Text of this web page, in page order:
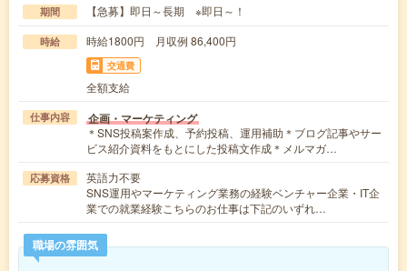
期間 【急募】即日～長期 ※即日～！
時給 時給1800円 月収例 86,400円
交通費
全額支給
仕事内容 企画・マーケティング
＊SNS投稿案作成、予約投稿、運用補助＊ブログ記事やサー
ビス紹介資料をもとにした投稿文作成＊メルマガ…
応募資格
英語力不要
SNS運用やマーケティング業務の経験ベンチャー企業・IT企
業での就業経験こちらのお仕事は下記のいずれ…
職場の雰囲気